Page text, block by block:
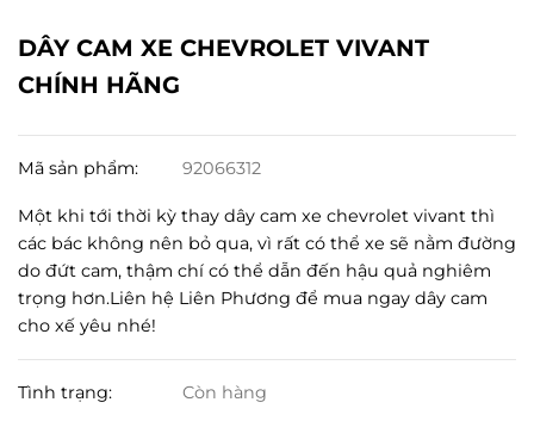
DÂY CAM XE CHEVROLET VIVANT
CHÍNH HÃNG
Mã sản phẩm: 92066312
Một khi tới thời kỳ thay dây cam xe chevrolet vivant thì
các bác không nên bỏ qua, vì rất có thể xe sẽ nằm đường
do đứt cam, thậm chí có thể dẫn đến hậu quả nghiêm
trọng hơn.Liên hệ Liên Phương để mua ngay dây cam
cho xế yêu nhé!
Tình trạng: Còn hàng